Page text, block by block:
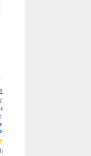
skla pro mobilní
2.5D Glass
DustFree pro
Pro / 17 AGD-